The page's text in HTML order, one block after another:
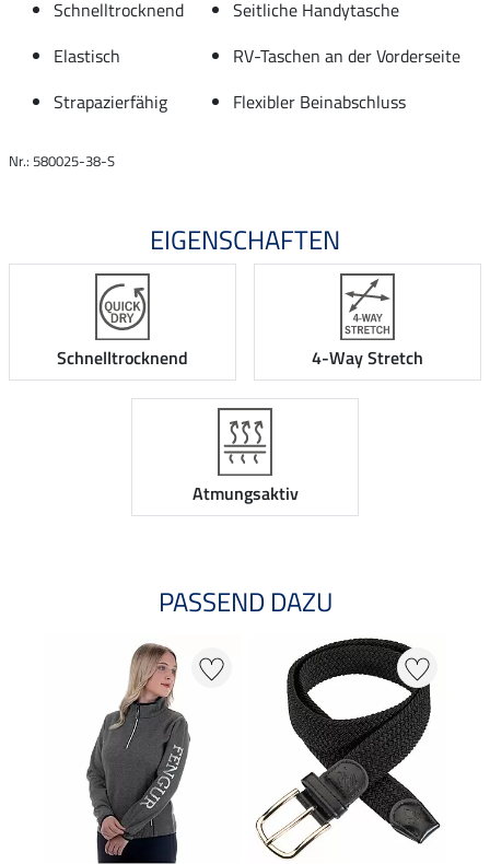
Schnelltrocknend
Seitliche Handytasche
Elastisch
RV-Taschen an der Vorderseite
Strapazierfähig
Flexibler Beinabschluss
Nr.: 580025-38-S
EIGENSCHAFTEN
Schnelltrocknend 4-Way Stretch
Atmungsaktiv
PASSEND DAZU